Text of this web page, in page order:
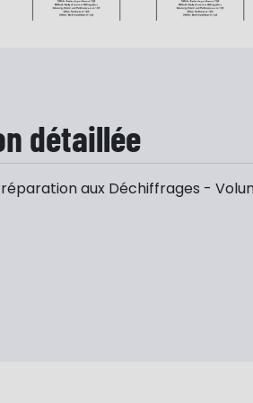
détaillée
aux Déchiffrages -